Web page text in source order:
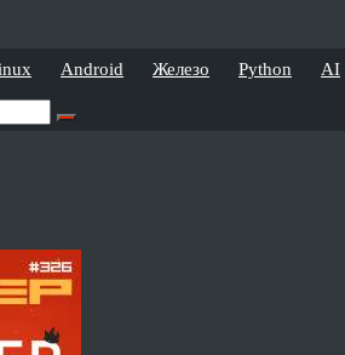
Android Железо Python AI